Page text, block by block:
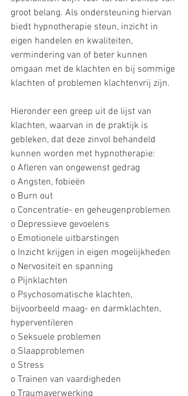
groot belang. Als ondersteuning hiervan
biedt hypnotherapie steun, inzicht in
eigen handelen en kwaliteiten,
vermindering van of beter kunnen
omgaan met de klachten en bij sommige
klachten of problemen klachtenvrij zijn.
Hieronder een greep uit de lijst van
klachten, waarvan in de praktijk is
gebleken, dat deze zinvol behandeld
kunnen worden met hypnotherapie:
o Afleren van ongewenst gedrag
o Angsten, fobieën
o Burn out
o Concentratie- en geheugenproblemen
o Depressieve gevoelens
o Emotionele uitbarstingen
o Inzicht krijgen in eigen mo­ge­lijkheden
o Nervositeit en spanning
o Pijnklachten
o Psychosomatische klachten,
bijvoorbeeld maag­- en darmklachten,
hyperventileren
o Seksuele problemen
o Slaapproblemen
o Stress
o Trainen van vaardig­he­den
o Traumaverwerking